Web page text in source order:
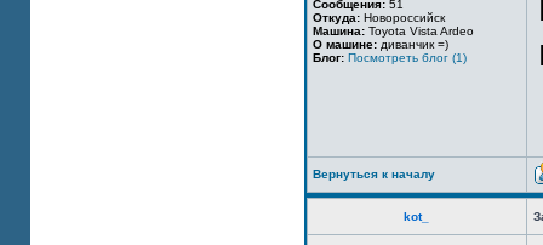
Сообщения: 51
Откуда: Новороссийск
Машина: Toyota Vista Ardeo
О машине: диванчик =)
Блог: Посмотреть блог (1)
Вернуться к началу
kot_